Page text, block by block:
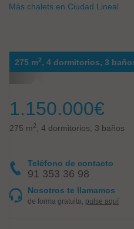
Más chalets en Ciudad Lineal
275 m2, 4 dormitorios, 3
1.150.000€
275 m2 , 4 dormitorios, 3 baños
Teléfono de contacto
91 353 36 98
Nosotros te llamamos
de forma gratuita, pulse aquí